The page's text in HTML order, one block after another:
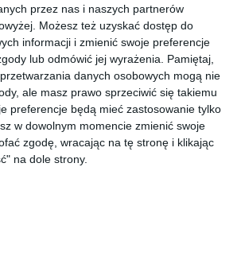
przez nas i naszych partnerów
Możesz też uzyskać dostęp do
informacji i zmienić swoje preferencje
lub odmówić jej wyrażenia.
Pamiętaj,
danych osobowych mogą nie
ale masz prawo sprzeciwić się takiemu
preferencje będą mieć zastosowanie tylko
w dowolnym momencie zmienić swoje
zgodę, wracając na tę stronę i klikając
na dole strony.